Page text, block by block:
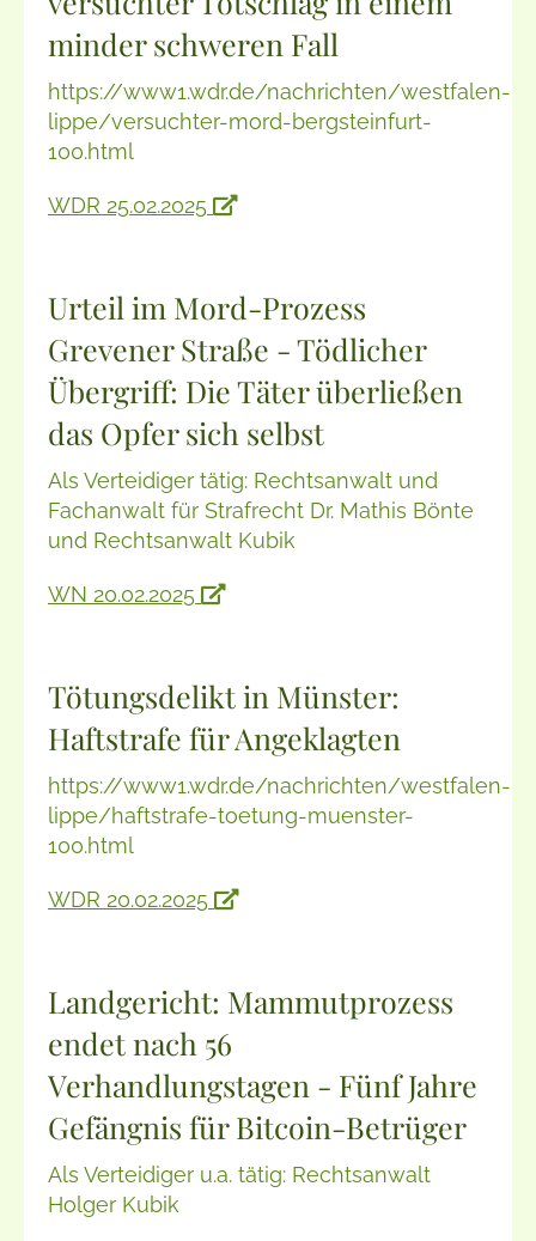
minder schweren Fall
https://www1.wdr.de/nachrichten/westfalen-
lippe/versuchter-mord-bergsteinfurt-
100.html
WDR 25.02.2025
Urteil im Mord-Prozess
Grevener Straße - Tödlicher
Übergriff: Die Täter überließen
das Opfer sich selbst
Als Verteidiger tätig: Rechtsanwalt und
Fachanwalt für Strafrecht Dr. Mathis Bönte
und Rechtsanwalt Kubik
WN 20.02.2025
Tötungsdelikt in Münster:
Haftstrafe für Angeklagten
https://www1.wdr.de/nachrichten/westfalen-
lippe/haftstrafe-toetung-muenster-
100.html
WDR 20.02.2025
Landgericht: Mammutprozess
endet nach 56
Verhandlungstagen - Fünf Jahre
Gefängnis für Bitcoin-Betrüger
Als Verteidiger u.a. tätig: Rechtsanwalt
Holger Kubik